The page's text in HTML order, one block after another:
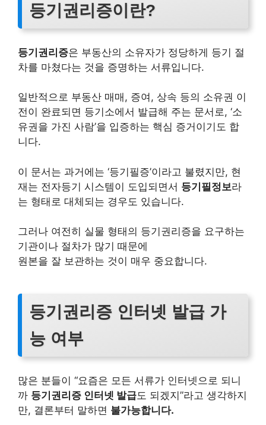
등기권리증이란?
등기권리증은 부동산의 소유자가 정당하게 등기 절
차를 마쳤다는 것을 증명하는 서류입니다.
일반적으로 부동산 매매, 증여, 상속 등의 소유권 이
전이 완료되면 등기소에서 발급해 주는 문서로, ‘소
유권을 가진 사람’을 입증하는 핵심 증거이기도 합
니다.
이 문서는 과거에는 ‘등기필증’이라고 불렸지만, 현
재는 전자등기 시스템이 도입되면서 등기필정보라
는 형태로 대체되는 경우도 있습니다.
그러나 여전히 실물 형태의 등기권리증을 요구하는
기관이나 절차가 많기 때문에
원본을 잘 보관하는 것이 매우 중요합니다.
등기권리증 인터넷 발급 가
능 여부
많은 분들이 “요즘은 모든 서류가 인터넷으로 되니
까 등기권리증 인터넷 발급도 되겠지”라고 생각하지
만, 결론부터 말하면 불가능합니다.